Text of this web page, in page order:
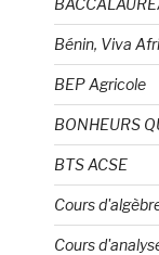
Bénin, Viva
BEP Agricole
BONHEURS
BTS ACSE
Cours
Cours